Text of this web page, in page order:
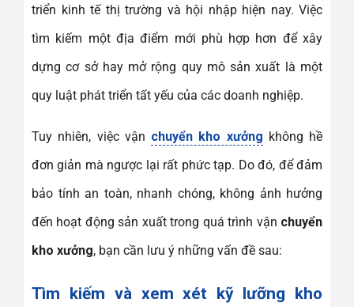
triển kinh tế thị trường và hội nhập hiện nay. Việc
tìm kiếm một địa điểm mới phù hợp hơn để xây
dựng cơ sở hay mở rộng quy mô sản xuất là một
quy luật phát triển tất yếu của các doanh nghiệp.
Tuy nhiên, việc vận chuyển kho xưởng không hề
đơn giản mà ngược lại rất phức tạp. Do đó, để đảm
bảo tính an toàn, nhanh chóng, không ảnh hưởng
đến hoạt động sản xuất trong quá trình vận chuyển
kho xưởng, bạn cần lưu ý những vấn đề sau:
Tìm kiếm và xem xét kỹ lưỡng kho